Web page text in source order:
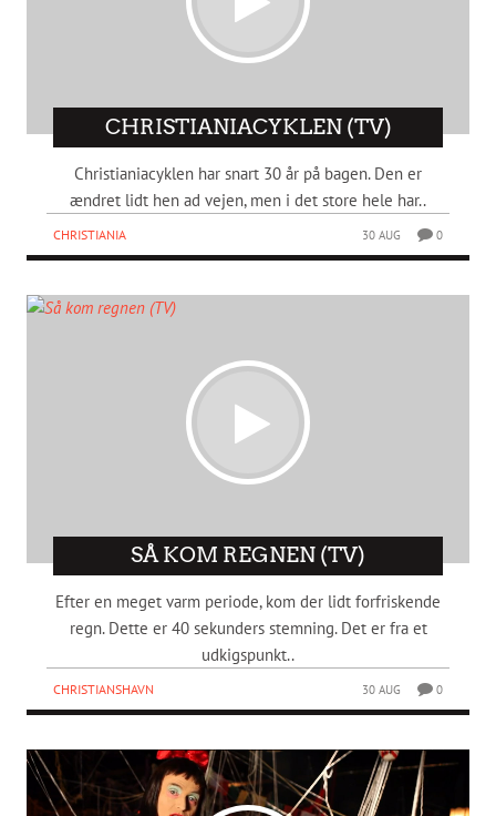
CHRISTIANIACYKLEN (TV)
Christianiacyklen har snart 30 år på bagen. Den er
ændret lidt hen ad vejen, men i det store hele har..
CHRISTIANIA 30 AUG 0
SÅ KOM REGNEN (TV)
Efter en meget varm periode, kom der lidt forfriskende
regn. Dette er 40 sekunders stemning. Det er fra et
udkigspunkt..
CHRISTIANSHAVN 30 AUG 0